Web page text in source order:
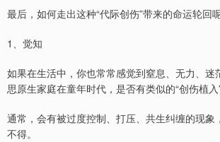
最后，如何走出这种“代际创伤”带来的命运轮回
1、觉知
如果在生活中，你也常常感觉到窒息、无力、迷
思原生家庭在童年时代，是否有类似的“创伤植入”
通常，会有被过度控制、打压、共生纠缠的现象
不得。